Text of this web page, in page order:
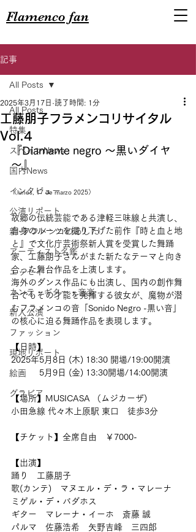
Flamenco fan
記事
All Posts
特集
スペインNews
国内News
インタビュー
公演リポート
新･フラメンコのあした
アーティスト名鑑
エッセイ
カンテ・ギター・音楽
新人公演
ファッション
現地リポート
絵画
グラビア
All Posts
工藤朋子フラメンコリサイタル
Vol.4
2025年3月17日 読了時間: 1分
『Diamante negro ～黒いダイヤ
～』
（lunes, 17 de marzo 2025）
故郷の伝統芸能である津軽三味線と共演し、
自身のルーツを掘り下げた前作『時と血と地
と』で文化庁芸術祭新人賞を受賞した舞踊
家、工藤朋子さんがまた新たなテーマと向き
合った舞台作品を上演します。
海外のダンス作品にも出演し、国内の創作舞
台でもその才能を発揮する彼女が、魔物が潜
むフラメンコの音「Sonido Negro -黒い音」
の核心に迫る舞踊作品を表現します。
【日時】
2025年5月8日 (木) 18:30 開場/19:00開演
5月9日 (金) 13:30開場/14:00開演
【場所】MUSICASA （ムジカーザ)
小田急線 代々木上原駅 東口　徒歩3分
【チケット】全席自由　￥7000-
【出演】
踊り　工藤朋子
歌(カンテ)　マヌエル・デ・ラ・マレーナ
ミゲル・デ・バダホス
ギター　マレーナ・イーホ　斎藤 誠
パルマ　佐藤浩希　矢野吉峰　三四郎